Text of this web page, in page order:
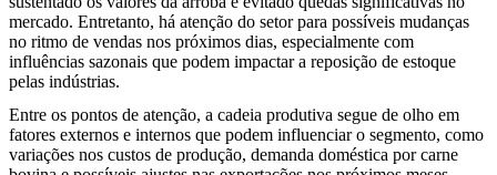
mercado. Entretanto, há atenção do setor para possíveis mudanças
no ritmo de vendas nos próximos dias, especialmente com
influências sazonais que podem impactar a reposição de estoque
pelas indústrias.
Entre os pontos de atenção, a cadeia produtiva segue de olho em
fatores externos e internos que podem influenciar o segmento, como
variações nos custos de produção, demanda doméstica por carne